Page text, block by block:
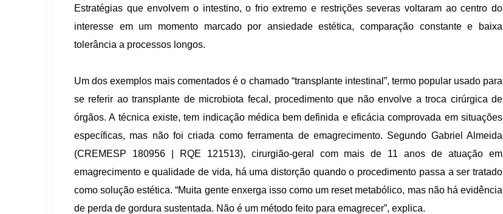
Estratégias que envolvem o intestino, o frio extremo e restrições severas voltaram ao centro do
interesse em um momento marcado por ansiedade estética, comparação constante e baixa
tolerância a processos longos.
Um dos exemplos mais comentados é o chamado “transplante intestinal”, termo popular usado para
se referir ao transplante de microbiota fecal, procedimento que não envolve a troca cirúrgica de
órgãos. A técnica existe, tem indicação médica bem definida e eficácia comprovada em situações
específicas, mas não foi criada como ferramenta de emagrecimento. Segundo Gabriel Almeida
(CREMESP 180956 | RQE 121513), cirurgião-geral com mais de 11 anos de atuação em
emagrecimento e qualidade de vida, há uma distorção quando o procedimento passa a ser tratado
como solução estética. “Muita gente enxerga isso como um reset metabólico, mas não há evidência
de perda de gordura sustentada. Não é um método feito para emagrecer”, explica.